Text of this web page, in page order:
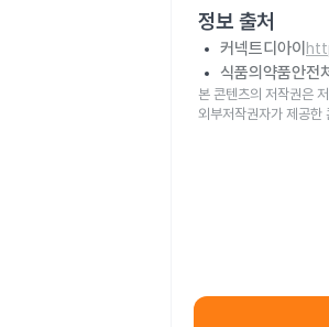
정보 출처
커넥트디아이
식품의약품안전
본 콘텐츠의 저작권은
외부저작권자가 제공한